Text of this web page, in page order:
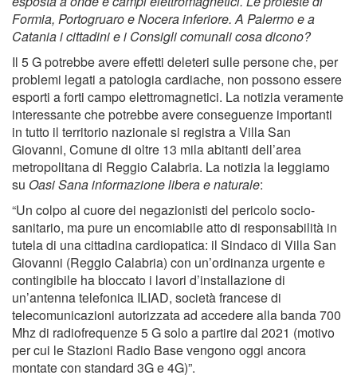
Formia, Portogruaro e Nocera inferiore. A Palermo e a
Catania i cittadini e i Consigli comunali cosa dicono?
Il 5 G potrebbe avere effetti deleteri sulle persone che, per
problemi legati a patologia cardiache, non possono essere
esporti a forti campo elettromagnetici. La notizia veramente
interessante che potrebbe avere conseguenze importanti
in tutto il territorio nazionale si registra a Villa San
Giovanni, Comune di oltre 13 mila abitanti dell’area
metropolitana di Reggio Calabria. La notizia la leggiamo
su Oasi Sana informazione libera e naturale:
“Un colpo al cuore dei negazionisti del pericolo socio-
sanitario, ma pure un encomiabile atto di responsabilità in
tutela di una cittadina cardiopatica: il Sindaco di Villa San
Giovanni (Reggio Calabria) con un’ordinanza urgente e
contingibile ha bloccato i lavori d’installazione di
un’antenna telefonica ILIAD, società francese di
telecomunicazioni autorizzata ad accedere alla banda 700
Mhz di radiofrequenze 5 G solo a partire dal 2021 (motivo
per cui le Stazioni Radio Base vengono oggi ancora
montate con standard 3G e 4G)”.